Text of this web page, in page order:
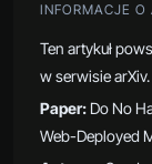
INFORMACJE O
Ten artykuł
w serwisie arXiv.
Paper: Do No
Web-Deployed